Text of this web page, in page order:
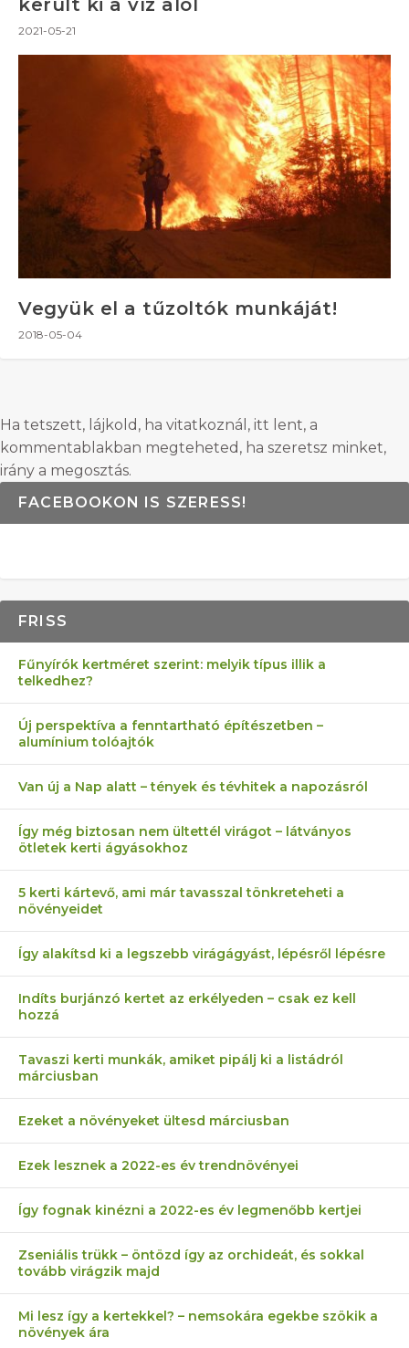
került ki a víz alól
2021-05-21
Vegyük el a tűzoltók munkáját!
2018-05-04
Ha tetszett, lájkold, ha vitatkoznál, itt lent, a
kommentablakban megteheted, ha szeretsz minket,
irány a megosztás.
FACEBOOKON IS SZERESS!
FRISS
Fűnyírók kertméret szerint: melyik típus illik a
telkedhez?
Új perspektíva a fenntartható építészetben –
alumínium tolóajtók
Van új a Nap alatt – tények és tévhitek a napozásról
Így még biztosan nem ültettél virágot – látványos
ötletek kerti ágyásokhoz
5 kerti kártevő, ami már tavasszal tönkreteheti a
növényeidet
Így alakítsd ki a legszebb virágágyást, lépésről lépésre
Indíts burjánzó kertet az erkélyeden – csak ez kell
hozzá
Tavaszi kerti munkák, amiket pipálj ki a listádról
márciusban
Ezeket a növényeket ültesd márciusban
Ezek lesznek a 2022-es év trendnövényei
Így fognak kinézni a 2022-es év legmenőbb kertjei
Zseniális trükk – öntözd így az orchideát, és sokkal
tovább virágzik majd
Mi lesz így a kertekkel? – nemsokára egekbe szökik a
növények ára